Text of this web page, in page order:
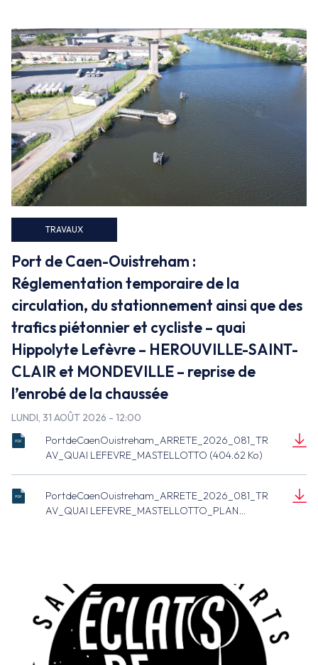
TRAVAUX
Port de Caen-Ouistreham :
Réglementation temporaire de la
circulation, du stationnement ainsi que des
trafics piétonnier et cycliste – quai
Hippolyte Lefèvre – HEROUVILLE-SAINT-
CLAIR et MONDEVILLE – reprise de
l’enrobé de la chaussée
LUNDI, 31 AOÛT 2026 - 12:00
PortdeCaenOuistreham_ARRETE_2026_081_TR
AV_QUAI LEFEVRE_MASTELLOTTO (404.62 Ko)
ARRETE_2026_081_CO_TRAV_QUAI
LEFEVRE_MASTELLOTTO.pdf
(404.62 Ko)
PortdeCaenOuistreham_ARRETE_2026_081_TR
AV_QUAI LEFEVRE_MASTELLOTTO_PLAN
ARRETE_2026_081_CO_TRAV_QUAI
LEFEVRE_MASTELLOTTO_PLAN.pdf